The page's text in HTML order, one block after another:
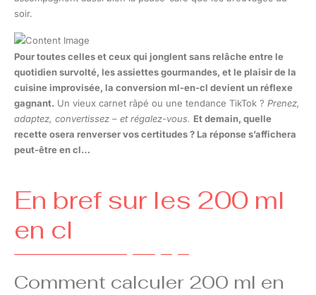
soir.
Pour toutes celles et ceux qui jonglent sans relâche entre le
quotidien survolté, les assiettes gourmandes, et le plaisir de la
cuisine improvisée, la conversion ml-en-cl devient un réflexe
gagnant. Un vieux carnet râpé ou une tendance TikTok ? Prenez,
adaptez, convertissez – et régalez-vous. Et demain, quelle
recette osera renverser vos certitudes ? La réponse s’affichera
peut-être en cl…
En bref sur les 200 ml
en cl
Comment calculer 200 ml en